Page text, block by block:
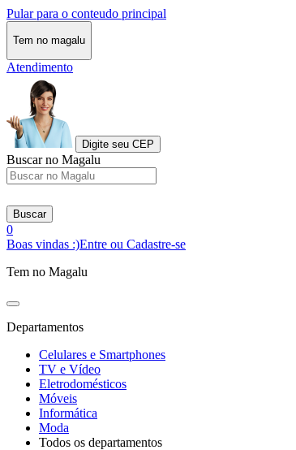
Pular para o conteudo principal
Tem no magalu
Atendimento
Digite seu CEP
Buscar no Magalu
Buscar
0
Boas vindas :)Entre ou Cadastre-se
Tem no Magalu
Departamentos
Celulares e Smartphones
TV e Vídeo
Eletrodomésticos
Móveis
Informática
Moda
Todos os departamentos